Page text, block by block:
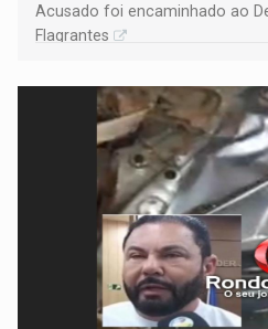
Acusado foi encaminhado ao
Flagrantes